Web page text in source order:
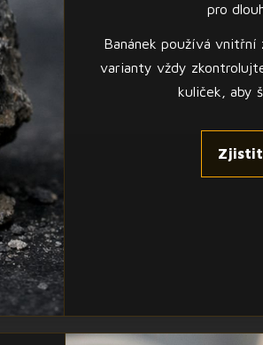
pro
Banánek používá vnitřní
varianty vždy
kuliček, aby
Zjistit